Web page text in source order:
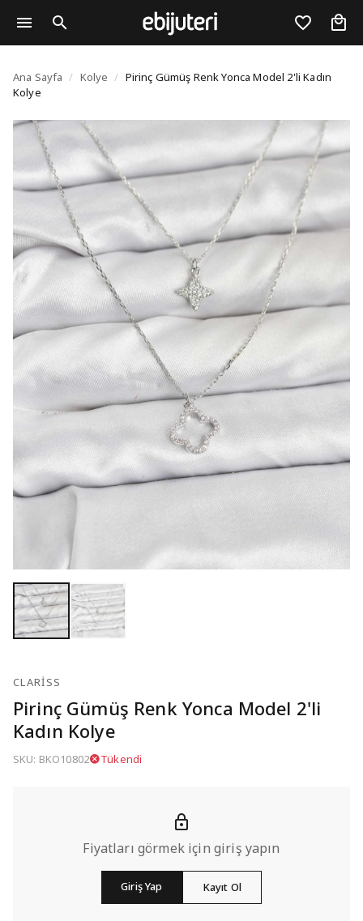
Pirinç Gümüş Renk
Ana Sayfa / Kolye / Pirinç Gümüş Renk Yonca Model 2'li Kadın
Kolye
CLARISS
Pirinç Gümüş Renk Yonca Model 2'li
Kadın Kolye
SKU: BKO10802 Tükendi
Fiyatları görmek için giriş yapın
Giriş Yap Kayıt Ol